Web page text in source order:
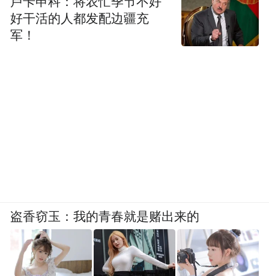
好干活的人都发配边疆充
军！
盗香窃玉：我的青春就是赌出来的